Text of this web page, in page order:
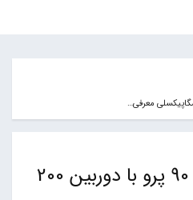
گوشی‌های آنر 90 و 90 پرو با دوربین 200